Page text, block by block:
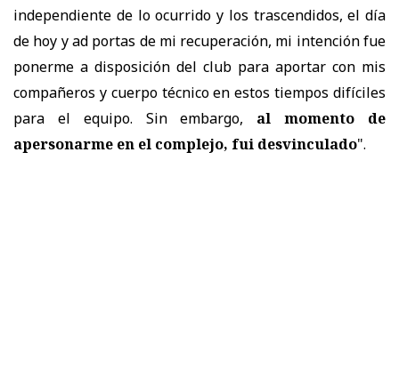
independiente de lo ocurrido y los trascendidos, el día
de hoy y ad portas de mi recuperación, mi intención fue
ponerme a disposición del club para aportar con mis
compañeros y cuerpo técnico en estos tiempos difíciles
para el equipo. Sin embargo, al momento de
apersonarme en el complejo, fui desvinculado".